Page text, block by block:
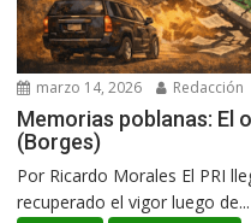
marzo 14, 2026 Redacción
Memorias poblanas: El
(Borges)
Por Ricardo Morales El PRI
recuperado el vigor luego de...